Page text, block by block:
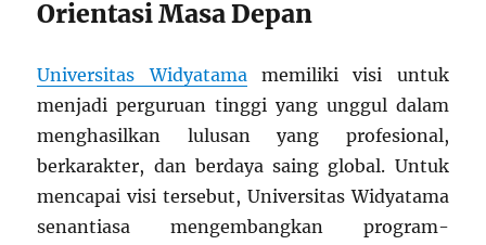
Orientasi Masa Depan
Universitas Widyatamamemiliki visi untuk
menjadi perguruan tinggi yang unggul dalam
menghasilkan lulusan yang profesional,
berkarakter, dan berdaya saing global. Untuk
mencapai visi tersebut, Universitas Widyatama
senantiasa mengembangkan program-